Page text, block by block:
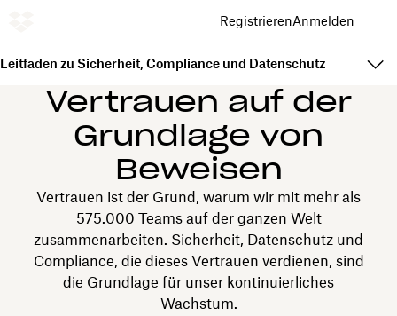
RegistrierenAnmelden
Leitfaden zu Sicherheit, Compliance und Datenschutz
Vertrauen auf der
Grundlage von
Beweisen
Vertrauen ist der Grund, warum wir mit mehr als
575.000 Teams auf der ganzen Welt
zusammenarbeiten. Sicherheit, Datenschutz und
Compliance, die dieses Vertrauen verdienen, sind
die Grundlage für unser kontinuierliches
Wachstum.